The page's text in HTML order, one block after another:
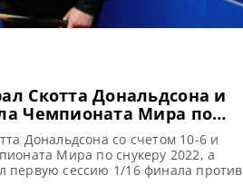
Скотта Дональдсона и
Чемпионата Мира по
Дональдсона со счетом 10-6 и
Мира по снукеру 2022, а
первую сессию 1/16 финала против
свою пользу, сообщает World